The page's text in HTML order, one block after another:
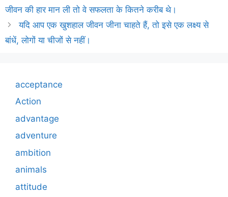
जीवन की हार मान ली तो वे सफलता के कितने करीब थे।
यदि आप एक खुशहाल जीवन जीना चाहते हैं, तो इसे एक लक्ष्य से
बांधें, लोगों या चीजों से नहीं।
acceptance
Action
advantage
adventure
ambition
animals
attitude